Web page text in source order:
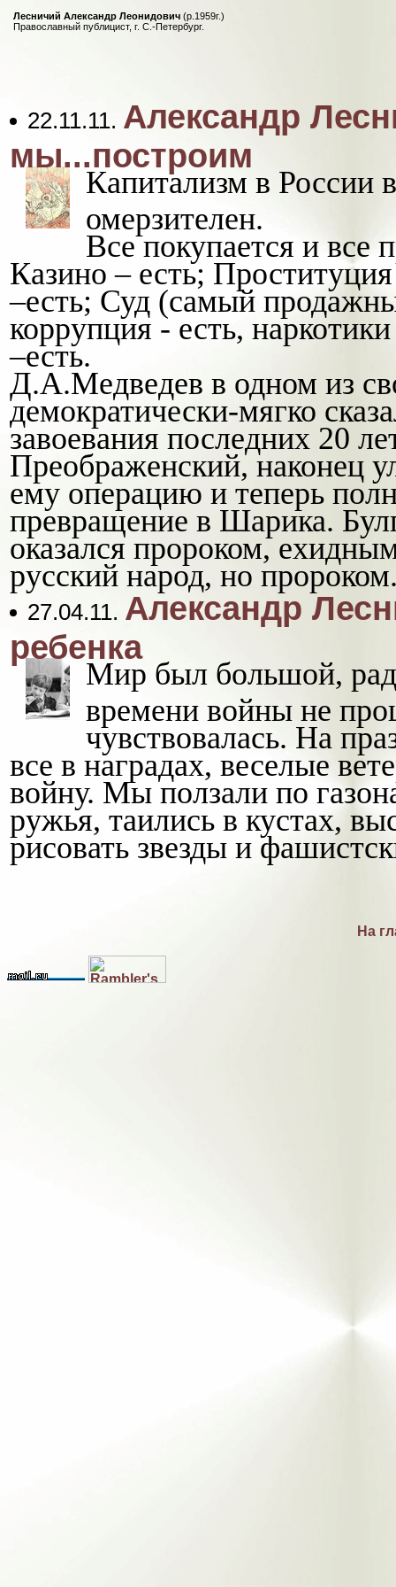
Лесничий Александр Леонидович (р.1959г.)
Православный публицист, г. С.-Петербург.
22.11.11. Александр
мы...построим
Капитализм в России
омерзителен.
Все покупается и все
Казино – есть;
–есть; Суд (самый
коррупция - есть,
–есть.
Д.А.Медведев в одном из
демократически-мягко
завоевания последних 20
Преображенский, наконец
ему операцию и теперь
превращение в Шарика.
оказался пророком,
русский народ, но
27.04.11. Александр
ребенка
Мир был большой,
времени войны не
чувствовалась. На
все в наградах, веселые
войну. Мы ползали по
ружья, таились в кустах,
рисовать звезды и
На